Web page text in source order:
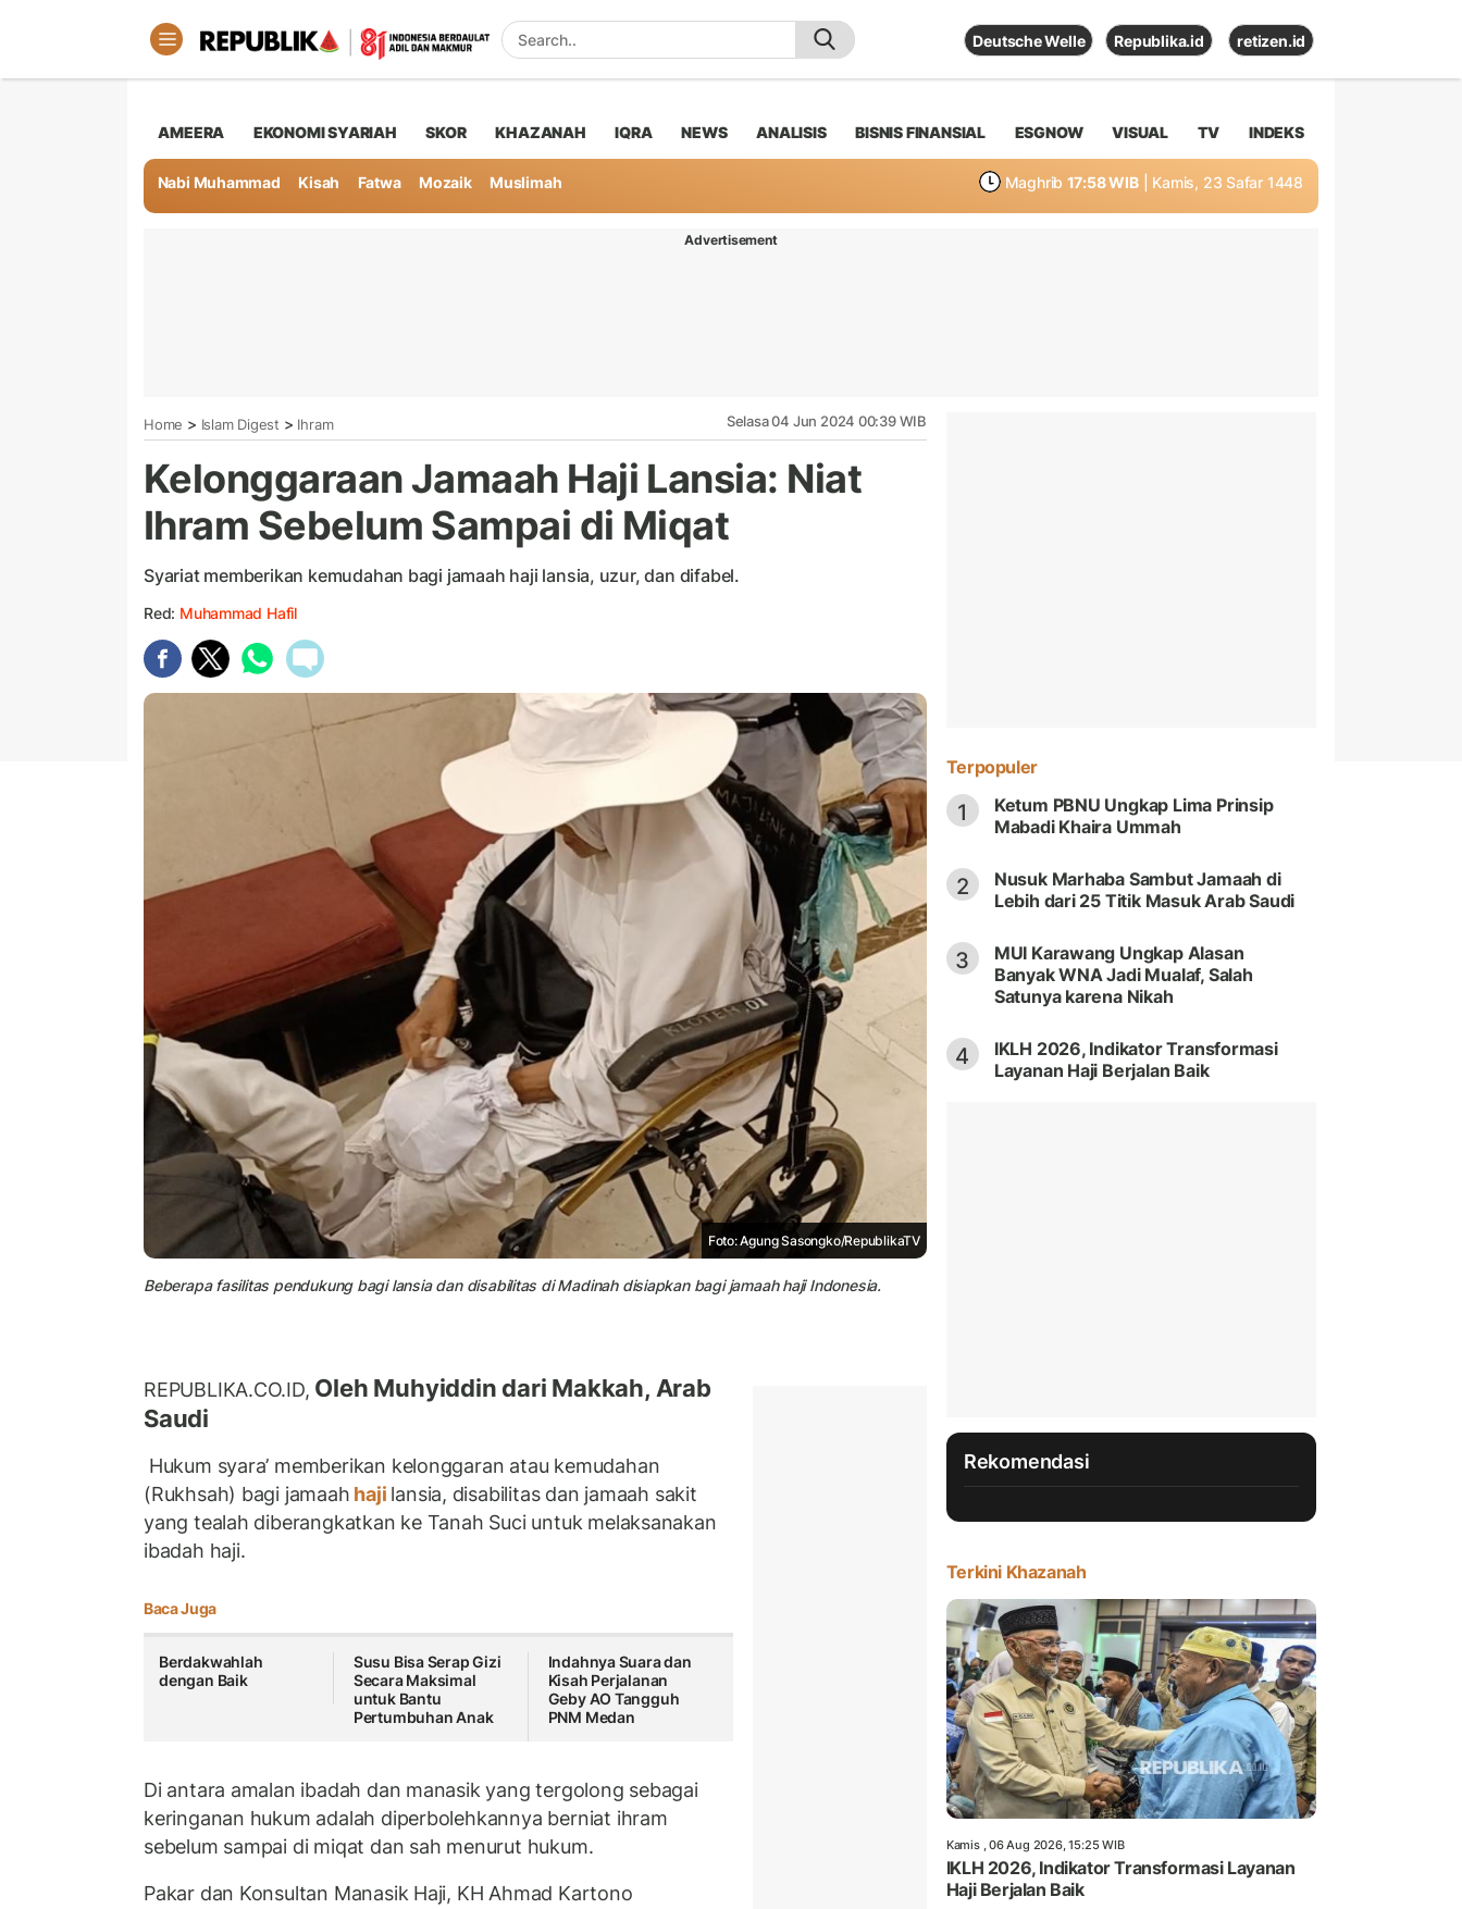
Deutsche Welle Republika.id retizen.id
AMEERA EKONOMI SYARIAH SKOR KHAZANAH IQRA NEWS ANALISIS BISNIS FINANSIAL ESGNOW VISUAL TV INDEKS
Nabi Muhammad Kisah Fatwa Mozaik Muslimah Maghrib 17:58 WIB | Kamis, 23 Safar 1448
Advertisement
Home > Islam Digest > Ihram Selasa 04 Jun 2024 00:39 WIB
Kelonggaraan Jamaah Haji Lansia: Niat
Ihram Sebelum Sampai di Miqat
Syariat memberikan kemudahan bagi jamaah haji lansia, uzur, dan difabel.
Red: Muhammad Hafil
Foto: Agung Sasongko/RepublikaTV
Beberapa fasilitas pendukung bagi lansia dan disabilitas di Madinah disiapkan bagi jamaah haji Indonesia.
REPUBLIKA.CO.ID, Oleh Muhyiddin dari Makkah, Arab
Saudi
Hukum syara’ memberikan kelonggaran atau kemudahan
(Rukhsah) bagi jamaah haji lansia, disabilitas dan jamaah sakit
yang tealah diberangkatkan ke Tanah Suci untuk melaksanakan
ibadah haji.
Baca Juga
Berdakwahlah
dengan Baik
Susu Bisa Serap Gizi
Secara Maksimal
untuk Bantu
Pertumbuhan Anak
Indahnya Suara dan
Kisah Perjalanan
Geby AO Tangguh
PNM Medan
Di antara amalan ibadah dan manasik yang tergolong sebagai
keringanan hukum adalah diperbolehkannya berniat ihram
sebelum sampai di miqat dan sah menurut hukum.
Pakar dan Konsultan Manasik Haji, KH Ahmad Kartono
Terpopuler
1
Ketum PBNU Ungkap Lima Prinsip
Mabadi Khaira Ummah
2
Nusuk Marhaba Sambut Jamaah di
Lebih dari 25 Titik Masuk Arab Saudi
3
MUI Karawang Ungkap Alasan
Banyak WNA Jadi Mualaf, Salah
Satunya karena Nikah
4
IKLH 2026, Indikator Transformasi
Layanan Haji Berjalan Baik
Rekomendasi
Terkini Khazanah
Kamis , 06 Aug 2026, 15:25 WIB
IKLH 2026, Indikator Transformasi Layanan
Haji Berjalan Baik